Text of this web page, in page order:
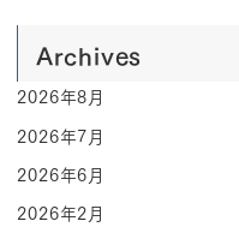
Archives
2026年8月
2026年7月
2026年6月
2026年2月